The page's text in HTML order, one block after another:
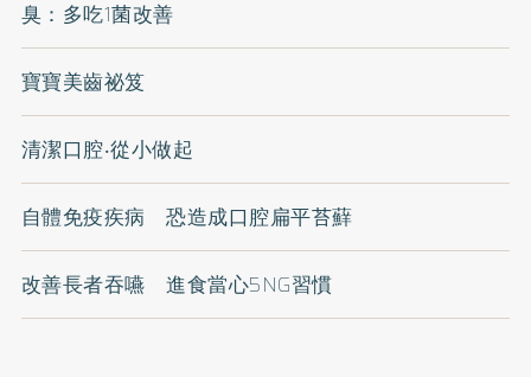
臭：多吃1菌改善
寶寶美齒祕笈
清潔口腔‧從小做起
自體免疫疾病 恐造成口腔扁平苔蘚
改善長者吞嚥 進食當心5NG習慣